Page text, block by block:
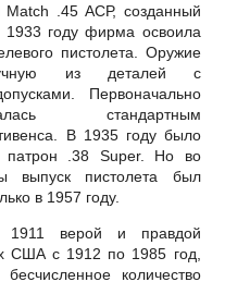
.45 АСР, созданный
году фирма освоила
пистолета. Оружие
из деталей с
Первоначально
стандартным
В 1935 году было
патрон .38 Super. Но во
выпуск пистолета был
в 1957 году.
1911 верой и правдой
США с 1912 по 1985 год,
количество